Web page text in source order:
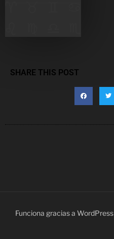
SHARE THIS POST
Funciona gracias a WordPress